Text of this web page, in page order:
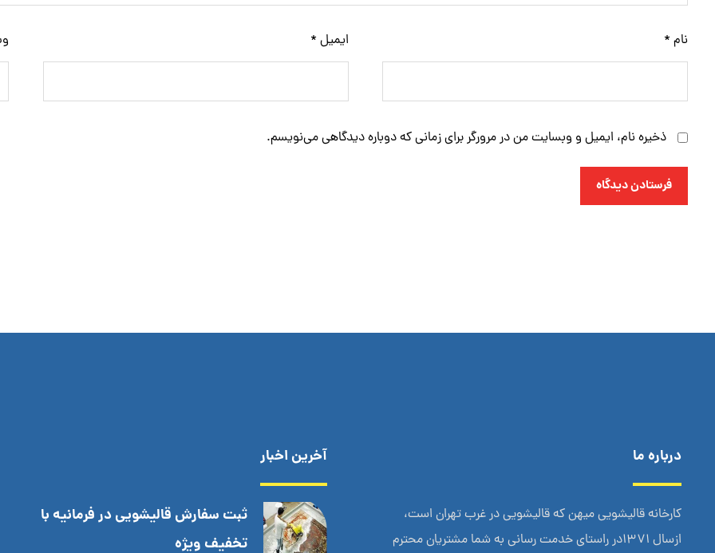
نام * ایمیل *
ذخیره نام، ایمیل و وبسایت من در مرورگر برای زمانی که دوباره دیدگاهی می‌نویسم.
فرستادن دیدگاه
درباره ما
کارخانه قالیشویی میهن که قالیشویی در غرب تهران است،
ازسال 1371در راستای خدمت رسانی به شما مشتریان محترم
آخرین اخبار
ثبت سفارش قالیشویی در فرمانیه با
تخفیف ویژه